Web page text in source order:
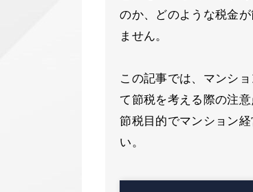
のか、どのような税金
ません。
この記事では、マンシ
て節税を考える際の注意
節税目的でマンション
い。